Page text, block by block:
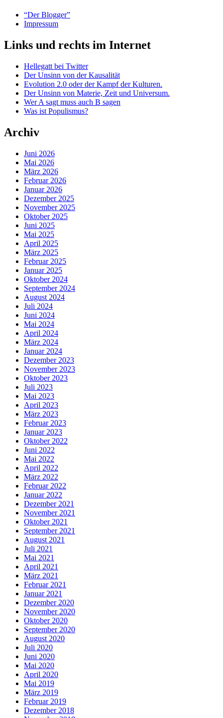
“Der Blogger”
Impressum
Links und rechts im Internet
Hellegatt bei Twitter
Der Unsinn von der Kausalität
Evolution 2.0 oder der Kampf der Kulturen.
Der Unsinn von Materie, Zeit und Universum.
Wer A sagt muss auch B sagen
Was ist Populismus?
Archiv
Juni 2026
Mai 2026
März 2026
Februar 2026
Januar 2026
Dezember 2025
November 2025
Oktober 2025
Juni 2025
Mai 2025
April 2025
März 2025
Februar 2025
Januar 2025
Oktober 2024
September 2024
August 2024
Juli 2024
Juni 2024
Mai 2024
April 2024
März 2024
Januar 2024
Dezember 2023
November 2023
Oktober 2023
Juli 2023
Mai 2023
April 2023
März 2023
Februar 2023
Januar 2023
Oktober 2022
Juni 2022
Mai 2022
April 2022
März 2022
Februar 2022
Januar 2022
Dezember 2021
November 2021
Oktober 2021
September 2021
August 2021
Juli 2021
Mai 2021
April 2021
März 2021
Februar 2021
Januar 2021
Dezember 2020
November 2020
Oktober 2020
September 2020
August 2020
Juli 2020
Juni 2020
Mai 2020
April 2020
Mai 2019
März 2019
Februar 2019
Dezember 2018